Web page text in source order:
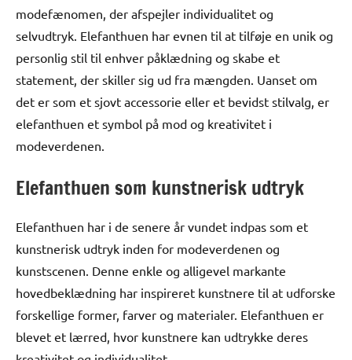
modefænomen, der afspejler individualitet og
selvudtryk. Elefanthuen har evnen til at tilføje en unik og
personlig stil til enhver påklædning og skabe et
statement, der skiller sig ud fra mængden. Uanset om
det er som et sjovt accessorie eller et bevidst stilvalg, er
elefanthuen et symbol på mod og kreativitet i
modeverdenen.
Elefanthuen som kunstnerisk udtryk
Elefanthuen har i de senere år vundet indpas som et
kunstnerisk udtryk inden for modeverdenen og
kunstscenen. Denne enkle og alligevel markante
hovedbeklædning har inspireret kunstnere til at udforske
forskellige former, farver og materialer. Elefanthuen er
blevet et lærred, hvor kunstnere kan udtrykke deres